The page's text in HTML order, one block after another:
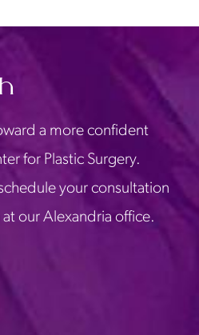
a more confident
for Plastic Surgery.
your consultation
our Alexandria office.